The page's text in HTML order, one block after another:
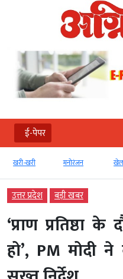
ई-पेपर
खरी-खरी मनोरंजन खेल
उत्तर प्रदेश बड़ी खबर
‘प्राण प्रतिष्ठा
हो’, PM मोदी